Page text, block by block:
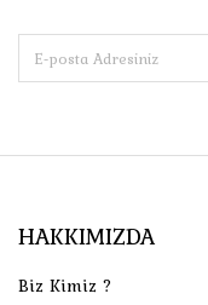
HAKKIMIZDA
Biz Kimiz ?